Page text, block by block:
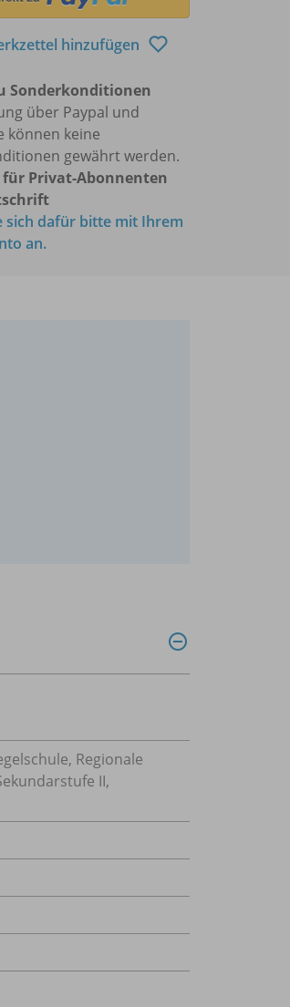
hinzufügen
Sonderkonditionen
über Paypal und
können keine
gewährt werden.
für Privat-Abonnenten
sich dafür bitte mit Ihrem
an.
Regionale
II,